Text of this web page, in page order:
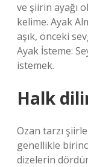
ve şiirin ayağı
kelime. Ayak
aşık, önceki
Ayak İsteme:
istemek.
Halk
Ozan tarzı
genellikle
dizelerin